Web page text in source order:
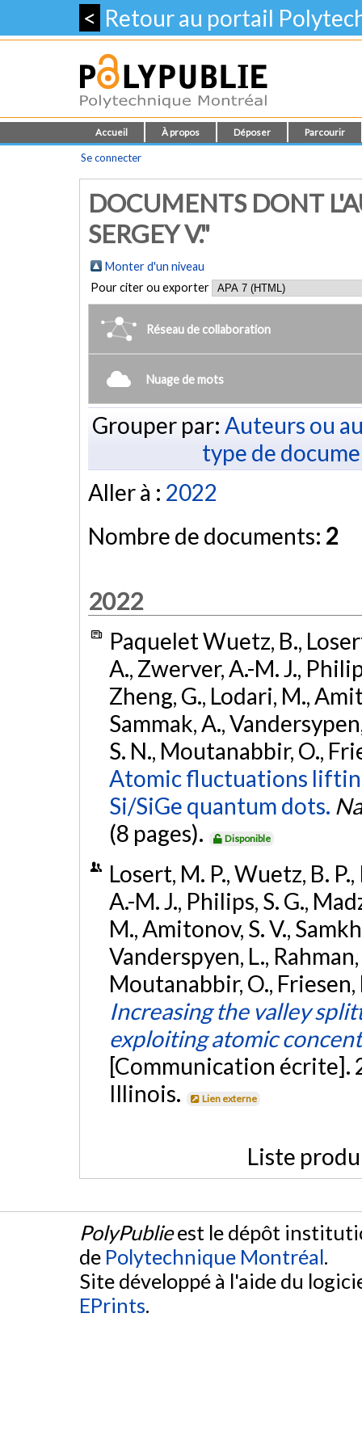
< Retour au portail
Accueil À propos Déposer Parcourir
Se connecter
DOCUMENTS DONT
SERGEY V."
Monter d'un niveau
Pour citer ou exporter
Réseau de collaboration
Nuage de mots
Grouper par: Auteurs ou
type de
Aller à : 2022
Nombre de documents: 2
2022
Paquelet Wuetz, B.,
A., Zwerver, A.-M. J.,
Zheng, G., Lodari, M.,
Sammak, A.,
S. N., Moutanabbir, O.,
Atomic fluctuations
Si/SiGe quantum dots.
(8 pages).
Disponible
Losert, M. P., Wuetz, B.
A.-M. J., Philips, S. G.,
M., Amitonov, S. V.,
Vanderspyen, L.,
Moutanabbir, O., Friesen,
Increasing the valley
exploiting atomic
[Communication écrite].
Illinois.
Lien externe
Liste
PolyPublieest le dépôt
de Polytechnique Montréal.
Site développé à l'aide du
EPrints.